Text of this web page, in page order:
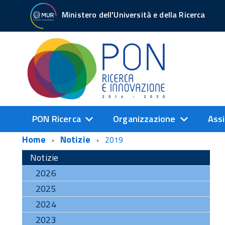
Ministero dell'Università e della Ricerca
PON Ricerca Organizzazione
Home
Notizie 2019
Notizie
2026
2025
2024
2023